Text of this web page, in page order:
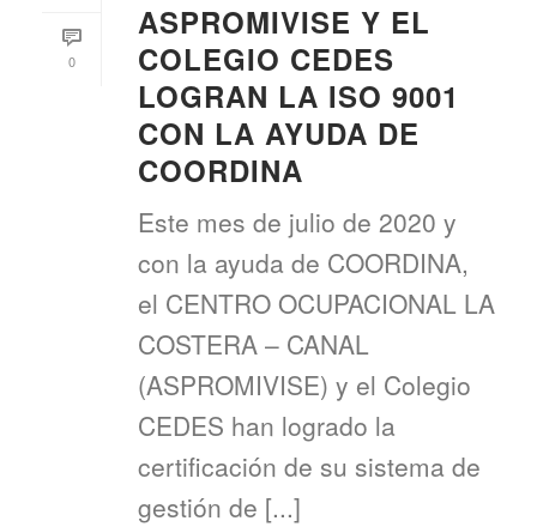
0
ASPROMIVISE Y EL
COLEGIO CEDES
LOGRAN LA ISO 9001
CON LA AYUDA DE
COORDINA
Este mes de julio de 2020 y
con la ayuda de COORDINA,
el CENTRO OCUPACIONAL LA
COSTERA – CANAL
(ASPROMIVISE) y el Colegio
CEDES han logrado la
certificación de su sistema de
gestión de [...]